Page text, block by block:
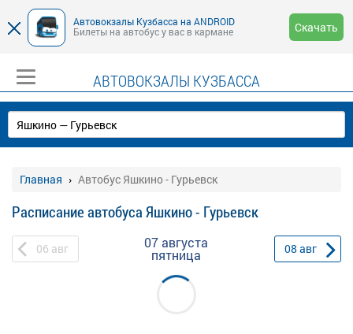
Автовокзалы Кузбасса на ANDROID
Билеты на автобус у вас в кармане
Скачать
АВТОВОКЗАЛЫ КУЗБАССА
Главная Автобус Яшкино - Гурьевск
Расписание автобуса Яшкино - Гурьевск
06 авг 07 августа
пятница 08 авг